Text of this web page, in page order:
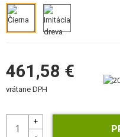
OUTDOOR A BUSHCRAFT
JEDLO
REKLAMNÉ PREDMETY
POŠKODENÝ, POUŽITÝ
461,58 €
vrátane DPH